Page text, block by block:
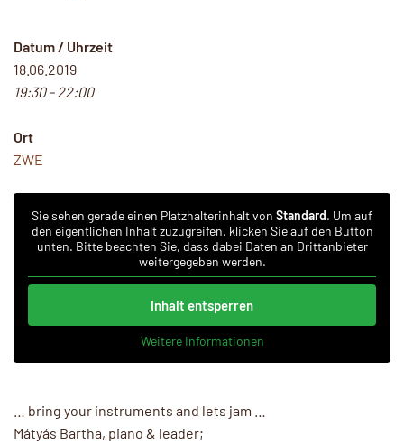
Datum / Uhrzeit
18.06.2019
19:30 - 22:00
Ort
ZWE
Sie sehen gerade einen Platzhalterinhalt von Standard. Um auf
den eigentlichen Inhalt zuzugreifen, klicken Sie auf den Button
unten. Bitte beachten Sie, dass dabei Daten an Drittanbieter
weitergegeben werden.
Inhalt entsperren
Weitere Informationen
… bring your instruments and lets jam …
Mátyás Bartha, piano & leader;